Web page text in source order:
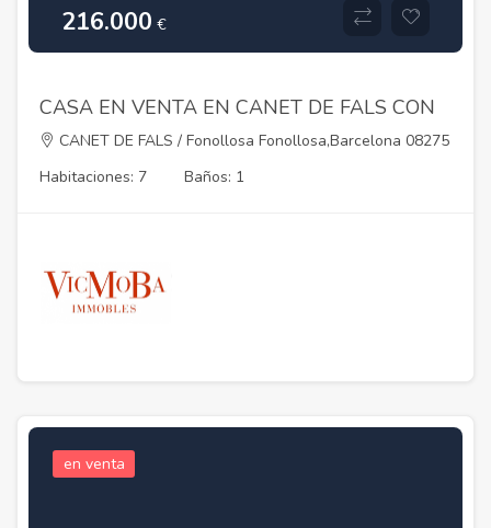
216.000 €
CASA EN VENTA EN CANET DE FALS CON
7 HABITACIONES
CANET DE FALS / Fonollosa Fonollosa,Barcelona 08275
Habitaciones: 7
Baños: 1
en venta